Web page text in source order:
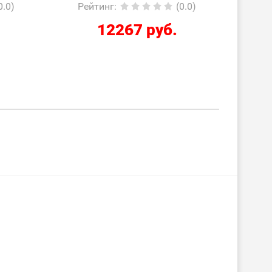
(0.0) Рейтинг : (0.0)
2210 руб.